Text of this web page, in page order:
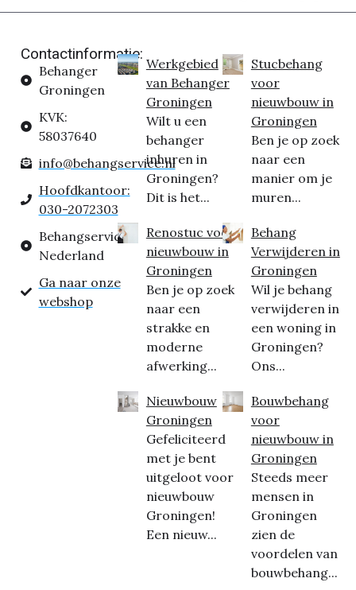
Contactinformatie:
Behanger
Groningen
KVK:
58037640
info@behangservice.nl
Hoofdkantoor:
030-2072303
Behangservice
Nederland
Ga naar onze
webshop
Werkgebied
van Behanger
Groningen
Wilt u een
behanger
inhuren in
Groningen?
Dit is het...
Renostuc voor
nieuwbouw in
Groningen
Ben je op zoek
naar een
strakke en
moderne
afwerking...
Nieuwbouw
Groningen
Gefeliciteerd
met je bent
uitgeloot voor
nieuwbouw
Groningen!
Een nieuw...
Stucbehang
voor
nieuwbouw in
Groningen
Ben je op zoek
naar een
manier om je
muren...
Behang
Verwijderen in
Groningen
Wil je behang
verwijderen in
een woning in
Groningen?
Ons...
Bouwbehang
voor
nieuwbouw in
Groningen
Steeds meer
mensen in
Groningen
zien de
voordelen van
bouwbehang...